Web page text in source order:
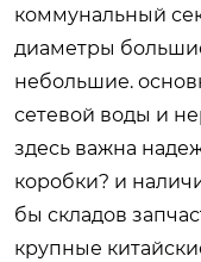
коммунальный
диаметры
небольшие.
сетевой воды и
здесь важна
коробки? и
бы складов
крупные